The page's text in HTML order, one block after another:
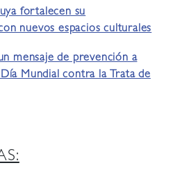
fortalecen su
nuevos espacios culturales
mensaje de prevención a
Mundial contra la Trata de